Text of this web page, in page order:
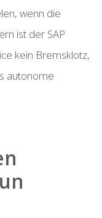
wenn die
ist der SAP
kein Bremsklotz,
autonome